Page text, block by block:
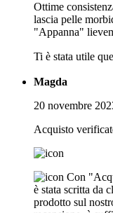
Ottime
lascia pelle
"Appanna"
Ti è stata utile
Magda
20 novembre
Acquisto
Con
è stata scritta da
prodotto sul